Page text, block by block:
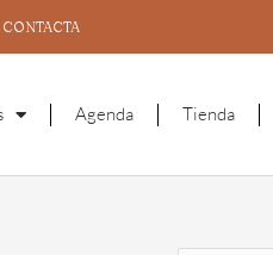
CONTACTA
Agenda Tienda